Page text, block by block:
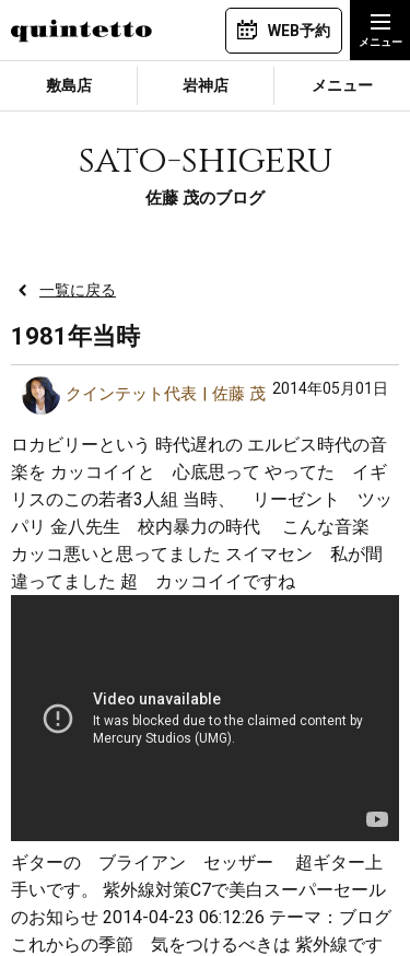
WEB予約
敷島店 岩神店 メニュー
sato-shigeru
佐藤 茂のブログ
一覧に戻る
1981年当時
クインテット代表 佐藤 茂 2014年05月01日
ロカビリーという 時代遅れの エルビス時代の音
楽を カッコイイと 心底思って やってた イギ
リスのこの若者3人組 当時、 リーゼント ツッ
パリ 金八先生 校内暴力の時代 こんな音楽
カッコ悪いと思ってました スイマセン 私が間
違ってました 超 カッコイイですね
ギターの ブライアン セッザー 超ギター上
手いです。 紫外線対策C7で美白スーパーセール
のお知らせ 2014-04-23 06:12:26 テーマ：ブログ
これからの季節 気をつけるべきは 紫外線です